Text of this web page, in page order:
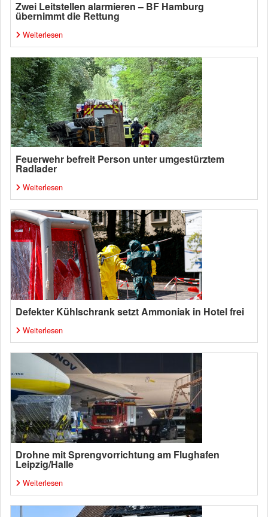
Zwei Leitstellen alarmieren – BF Hamburg
übernimmt die Rettung
Weiterlesen
Feuerwehr befreit Person unter umgestürztem
Radlader
Weiterlesen
Defekter Kühlschrank setzt Ammoniak in Hotel frei
Weiterlesen
Drohne mit Sprengvorrichtung am Flughafen
Leipzig/Halle
Weiterlesen